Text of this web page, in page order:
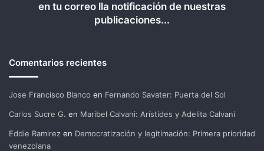
en tu correo lla notificación de nuestras
publicaciones...
Comentarios recientes
Jose Francisco Blanco en Fernando Savater: Puerta del Sol
Carlos Sucre G. en Maribel Calvani: Arístides y Adelita Calvani
Eddie Ramirez en Democratización y legitimación: Primera prioridad
venezolana